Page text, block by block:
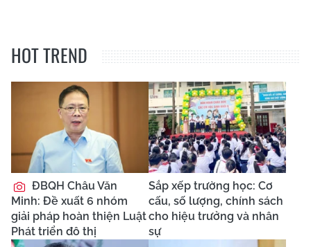
HOT TREND
ĐBQH Châu Văn
Minh: Đề xuất 6 nhóm
giải pháp hoàn thiện Luật
Phát triển đô thị
Sắp xếp trường học: Cơ
cấu, số lượng, chính sách
cho hiệu trưởng và nhân
sự